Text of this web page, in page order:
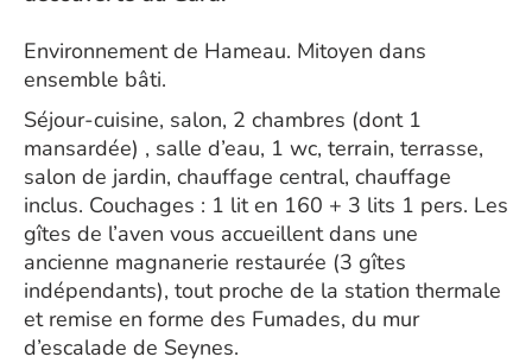
Environnement de Hameau. Mitoyen dans
ensemble bâti.
Séjour-cuisine, salon, 2 chambres (dont 1
mansardée) , salle d’eau, 1 wc, terrain, terrasse,
salon de jardin, chauffage central, chauffage
inclus. Couchages : 1 lit en 160 + 3 lits 1 pers. Les
gîtes de l’aven vous accueillent dans une
ancienne magnanerie restaurée (3 gîtes
indépendants), tout proche de la station thermale
et remise en forme des Fumades, du mur
d’escalade de Seynes.